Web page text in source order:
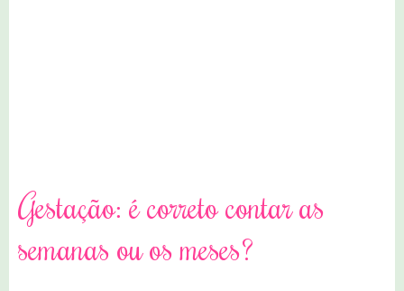
Gestação: é correto contar as
semanas ou os meses?